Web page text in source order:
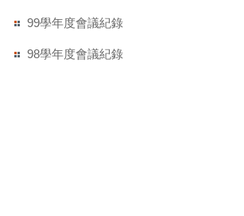
99學年度會議紀錄
98學年度會議紀錄